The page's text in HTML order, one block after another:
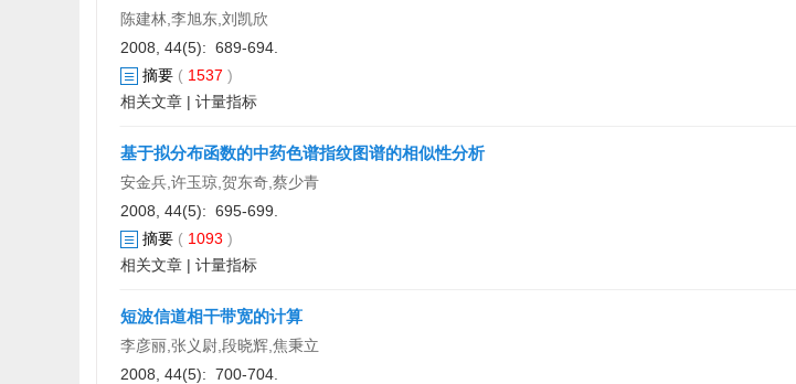
陈建林,李旭东,刘凯欣
2008, 44(5): 689-694.
摘要 ( 1537 )
相关文章 | 计量指标
基于拟分布函数的中药色谱指纹图谱的相似性分析
安金兵,许玉琼,贺东奇,蔡少青
2008, 44(5): 695-699.
摘要 ( 1093 )
相关文章 | 计量指标
短波信道相干带宽的计算
李彦丽,张义尉,段晓辉,焦秉立
2008, 44(5): 700-704.